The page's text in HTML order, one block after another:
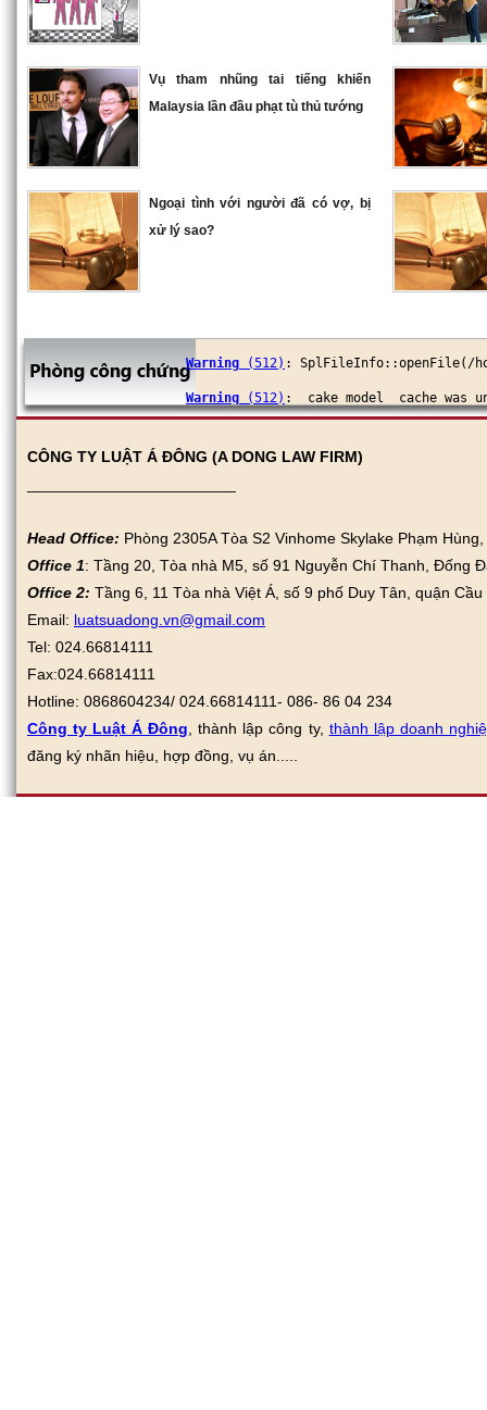
Vụ tham nhũng tai tiếng khiến
Malaysia lần đầu phạt tù thủ tướng
Ngoại tình với người đã có vợ, bị
xử lý sao?
Warning (512) : SplFileInfo::openFile(/
Warning (512) : _cake_model_ cache
Warning (512): _cake_model_ cache
CÔNG TY LUẬT Á ĐÔNG (A DONG LAW FIRM)
Head Office: Phòng 2305A Tòa S2 Vinhome Skylake Phạm
Office 1: Tầng 20, Tòa nhà M5, số 91 Nguyễn Chí Thanh, Đống
Office 2: Tầng 6, 11 Tòa nhà Việt Á, số 9 phố Duy Tân, quận
Email: luatsuadong.vn@gmail.com
Tel: 024.66814111
Fax:024.66814111
Hotline: 0868604234/ 024.66814111- 086- 86 04 234
Công ty Luật Á Đông , thành lập công ty, thành lập doanh
đăng ký nhãn hiệu, hợp đồng, vụ án.....